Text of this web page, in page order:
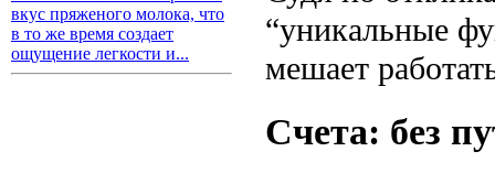
вкус пряженого молока, что
в то же время создает
ощущение легкости и...
“уникальные
мешает
Счета: без